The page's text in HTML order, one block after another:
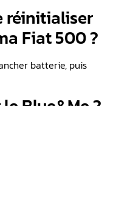
réinitialiser
Fiat 500 ?
batterie, puis
Blue&Me ?